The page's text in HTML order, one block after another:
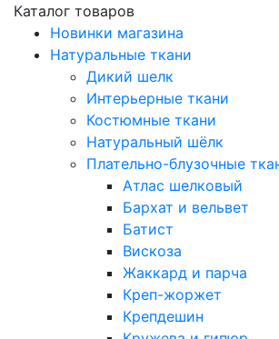
Каталог товаров
Новинки магазина
Натуральные ткани
Дикий шелк
Интерьерные ткани
Костюмные ткани
Натуральный шёлк
Плательно-блузочные ткани
Атлас шелковый
Бархат и вельвет
Батист
Вискоза
Жаккард и парча
Креп-жоржет
Крепдешин